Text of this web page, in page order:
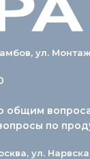
ул.
общим
по
ул.